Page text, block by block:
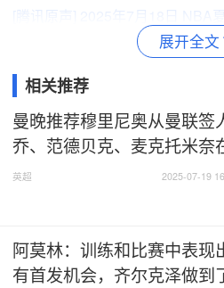
[腾讯原声] 2025年7月18日 NBA
[腾讯原声] 2025年7月18日 NBA
节 录像
[腾讯原声] 2025年7月18日 NBA
本站所有视频链接均由网友提供
展开全文
相关推荐
曼晚推荐穆里尼奥从曼联签
乔、范德贝克、麦克托米奈
英超 2025-07-19
阿莫林：训练和比赛中表现
有首发机会，齐尔克泽做到